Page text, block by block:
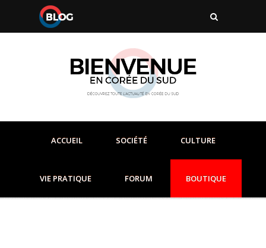
ACCUEIL SOCIÉTÉ CULTURE
VIE PRATIQUE FORUM BOUTIQUE